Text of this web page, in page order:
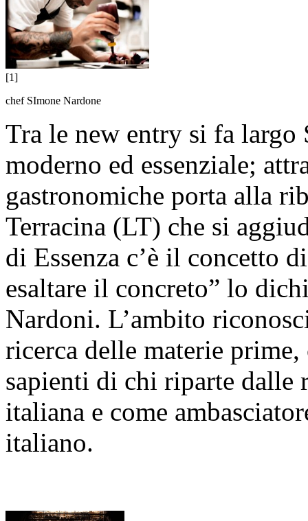
[1]
chef SImone Nardone
Tra le new entry si fa
moderno ed essenziale;
gastronomiche porta alla
Terracina (LT) che si
di Essenza c’è il concetto
esaltare il concreto” lo
Nardoni. L’ambito
ricerca delle materie
sapienti di chi riparte dalle
italiana e come
italiano.